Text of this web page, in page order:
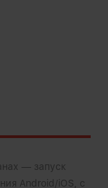
— запуск
Android/iOS, с